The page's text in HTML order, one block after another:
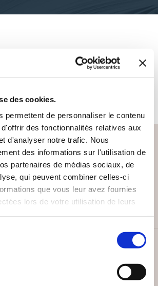
des cookies.
permettent de personnaliser le contenu
des fonctionnalités relatives aux
d'analyser notre trafic. Nous
des informations sur l'utilisation de
partenaires de médias sociaux, de
qui peuvent combiner celles-ci
que vous leur avez fournies
lors de votre utilisation de leurs
SÉCURISÉ